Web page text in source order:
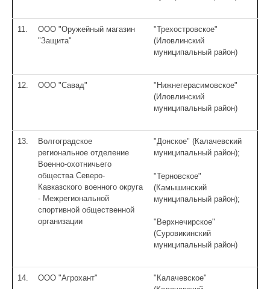
11.
ООО "Оружейный магазин
"Защита"
"Трехостровское"
(Иловлинский
муниципальный район)
12. ООО "Савад"
"Нижнегерасимовское"
(Иловлинский
муниципальный район)
13.
Волгоградское
региональное отделение
Военно-охотничьего
общества Северо-
Кавказского военного округа
- Межрегиональной
спортивной общественной
организации
"Донское" (Калачевский
муниципальный район);
"Терновское"
(Камышинский
муниципальный район);
"Верхнечирское"
(Суровикинский
муниципальный район)
14. ООО "Агрохант"
"Калачевское"